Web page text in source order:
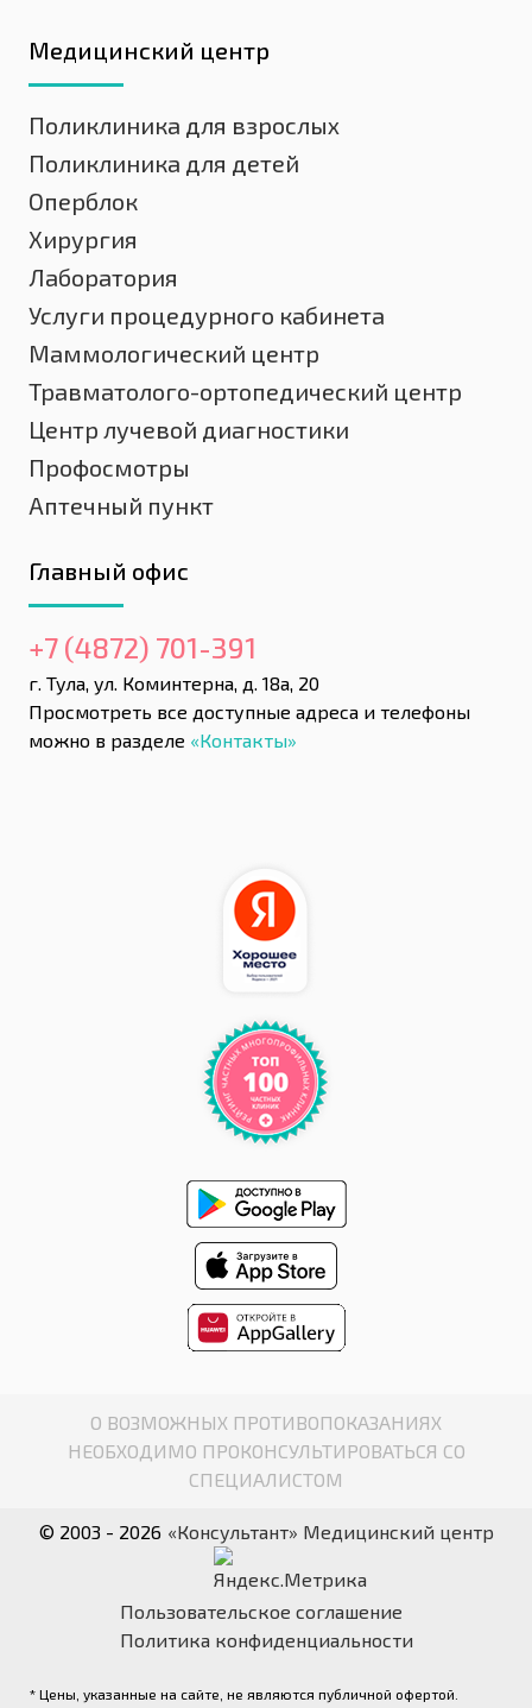
Медицинский центр
Поликлиника для взрослых
Поликлиника для детей
Оперблок
Хирургия
Лаборатория
Услуги процедурного кабинета
Маммологический центр
Травматолого-ортопедический центр
Центр лучевой диагностики
Профосмотры
Аптечный пункт
Главный офис
+7 (4872) 701-391
г. Тула, ул. Коминтерна, д. 18а, 20
Просмотреть все доступные адреса и телефоны
можно в разделе «Контакты»
О ВОЗМОЖНЫХ ПРОТИВОПОКАЗАНИЯХ
НЕОБХОДИМО ПРОКОНСУЛЬТИРОВАТЬСЯ СО
СПЕЦИАЛИСТОМ
© 2003 - 2026 «Консультант» Медицинский центр
Пользовательское соглашение
Политика конфиденциальности
* Цены, указанные на сайте, не являются публичной офертой.